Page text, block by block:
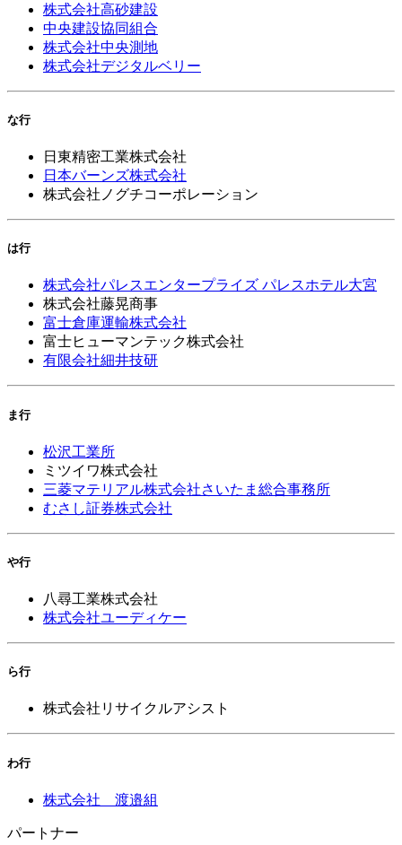
株式会社高砂建設
中央建設協同組合
株式会社中央測地
株式会社デジタルベリー
な行
日東精密工業株式会社
日本バーンズ株式会社
株式会社ノグチコーポレーション
は行
株式会社パレスエンタープライズ パレスホテル大宮
株式会社藤晃商事
富士倉庫運輸株式会社
富士ヒューマンテック株式会社
有限会社細井技研
ま行
松沢工業所
ミツイワ株式会社
三菱マテリアル株式会社さいたま総合事務所
むさし証券株式会社
や行
八尋工業株式会社
株式会社ユーディケー
ら行
株式会社リサイクルアシスト
わ行
株式会社 渡邉組
パートナー